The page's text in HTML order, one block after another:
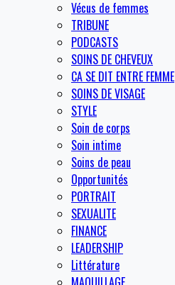
Vécus de femmes
TRIBUNE
PODCASTS
SOINS DE CHEVEUX
CA SE DIT ENTRE FEMME
SOINS DE VISAGE
STYLE
Soin de corps
Soin intime
Soins de peau
Opportunités
PORTRAIT
SEXUALITE
FINANCE
LEADERSHIP
Littérature